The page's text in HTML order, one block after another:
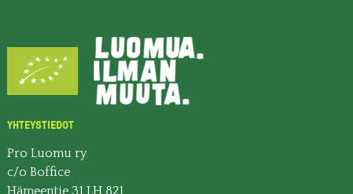
YHTEYSTIEDOT
Pro Luomu ry
c/o Boffice
Hämeentie 31 LH 821